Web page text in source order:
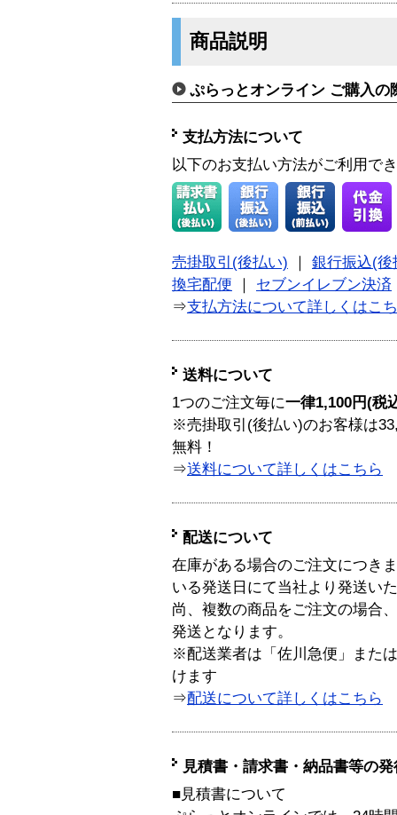
商品説明
ぷらっとオンライン ご購入の
支払方法について
以下のお支払い方法がご利用で
売掛取引(後払い)
銀行振込(後
換宅配便
セブンイレブン決済
⇒支払方法について詳しくはこ
送料について
1つのご注文毎に一律1,100円(税
※売掛取引(後払い)のお客様は
無料！
⇒送料について詳しくはこちら
配送について
在庫がある場合のご注文につき
いる発送日にて当社より発送い
尚、複数の商品をご注文の場合
発送となります。
※配送業者は「佐川急便」また
けます
⇒配送について詳しくはこちら
見積書・請求書・納品書等の
■見積書について